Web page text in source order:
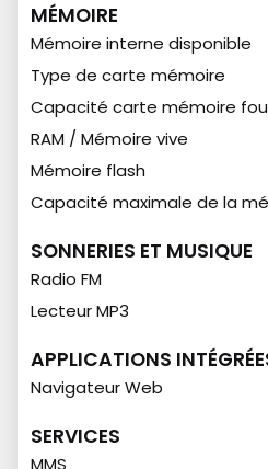
MÉMOIRE
Mémoire interne disponible
Type de carte mémoire
Capacité carte mémoire
RAM / Mémoire vive
Mémoire flash
Capacité maximale de la
SONNERIES ET MUSIQUE
Radio FM
Lecteur MP3
APPLICATIONS
Navigateur Web
SERVICES
MMS